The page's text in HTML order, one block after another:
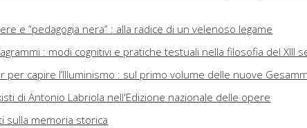
e “pedagogia nera” : alla radice di un velenoso legame
: modi cognitivi e pratiche testuali nella filosofia del XIII
per capire l‘Illuminismo : sul primo volume delle nuove
di Antonio Labriola nell'Edizione nazionale delle opere
sulla memoria storica